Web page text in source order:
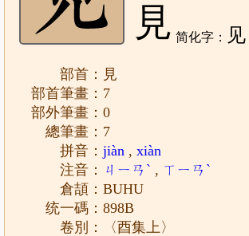
見 简化字： 见
部首：見
部首筆畫：7
部外筆畫：0
總筆畫：7
拼音：jiàn ,xiàn
注音： ㄐㄧㄢˋ , ㄒㄧㄢˋ
倉頡：BUHU
统一碼：898B
卷別：〈酉集上〉